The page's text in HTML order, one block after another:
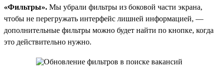
«Фильтры». Мы убрали фильтры из боковой части экрана,
чтобы не перегружать интерфейс лишней информацией, —
дополнительные фильтры можно будет найти по кнопке, когда
это действительно нужно.